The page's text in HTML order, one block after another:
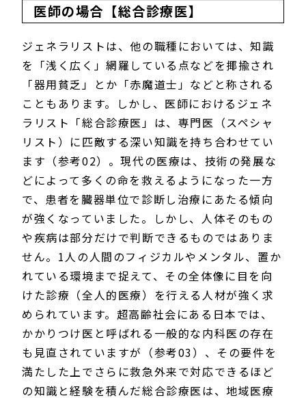
医師の場合【総合診療医】
ジェネラリストは、他の職種においては、知識
を「浅く広く」網羅している点などを揶揄され
「器用貧乏」とか「赤魔道士」などと称される
こともあります。しかし、医師におけるジェネ
ラリスト「総合診療医」は、専門医（スペシャ
リスト）に匹敵する深い知識を持ち合わせてい
ます（参考02）。現代の医療は、技術の発展な
どによって多くの命を救えるようになった一方
で、患者を臓器単位で診断し治療にあたる傾向
が強くなっていました。しかし、人体そのもの
や疾病は部分だけで判断できるものではありま
せん。1人の人間のフィジカルやメンタル、置か
れている環境まで捉えて、その全体像に目を向
けた診療（全人的医療）を行える人材が強く求
められています。超高齢社会にある日本では、
かかりつけ医と呼ばれる一般的な内科医の存在
も見直されていますが（参考03）、その要件を
満たした上でさらに救急外来で対応できるほど
の知識と経験を積んだ総合診療医は、地域医療